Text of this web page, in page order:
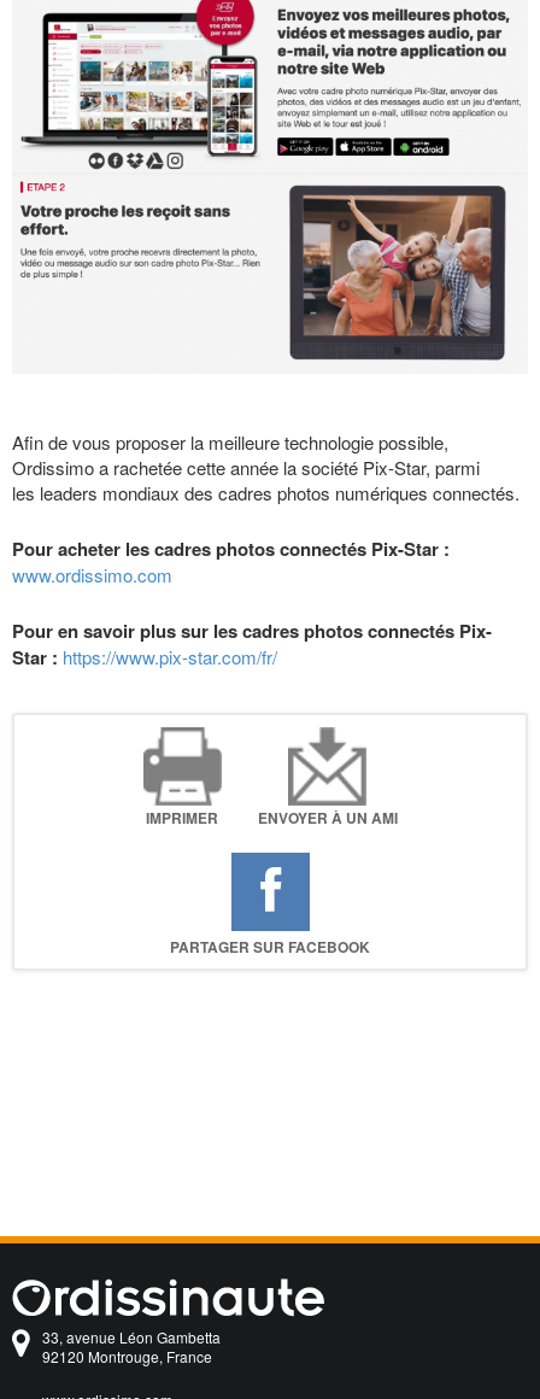
Afin de vous proposer la meilleure technologie possible,
Ordissimo a rachetée cette année la société Pix-Star, parmi
les leaders mondiaux des cadres photos numériques connectés.
Pour acheter les cadres photos connectés Pix-Star :
www.ordissimo.com
Pour en savoir plus sur les cadres photos connectés Pix-
Star : https://www.pix-star.com/fr/
IMPRIMER ENVOYER À UN AMI
PARTAGER SUR FACEBOOK
33, avenue Léon Gambetta
92120 Montrouge, France